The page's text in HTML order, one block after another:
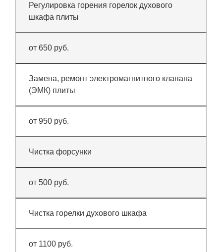
Регулировка горения горелок духового
шкафа плиты
от 650 руб.
Замена, ремонт электромагнитного клапана
(ЭМК) плиты
от 950 руб.
Чистка форсунки
от 500 руб.
Чистка горелки духового шкафа
от 1100 руб.